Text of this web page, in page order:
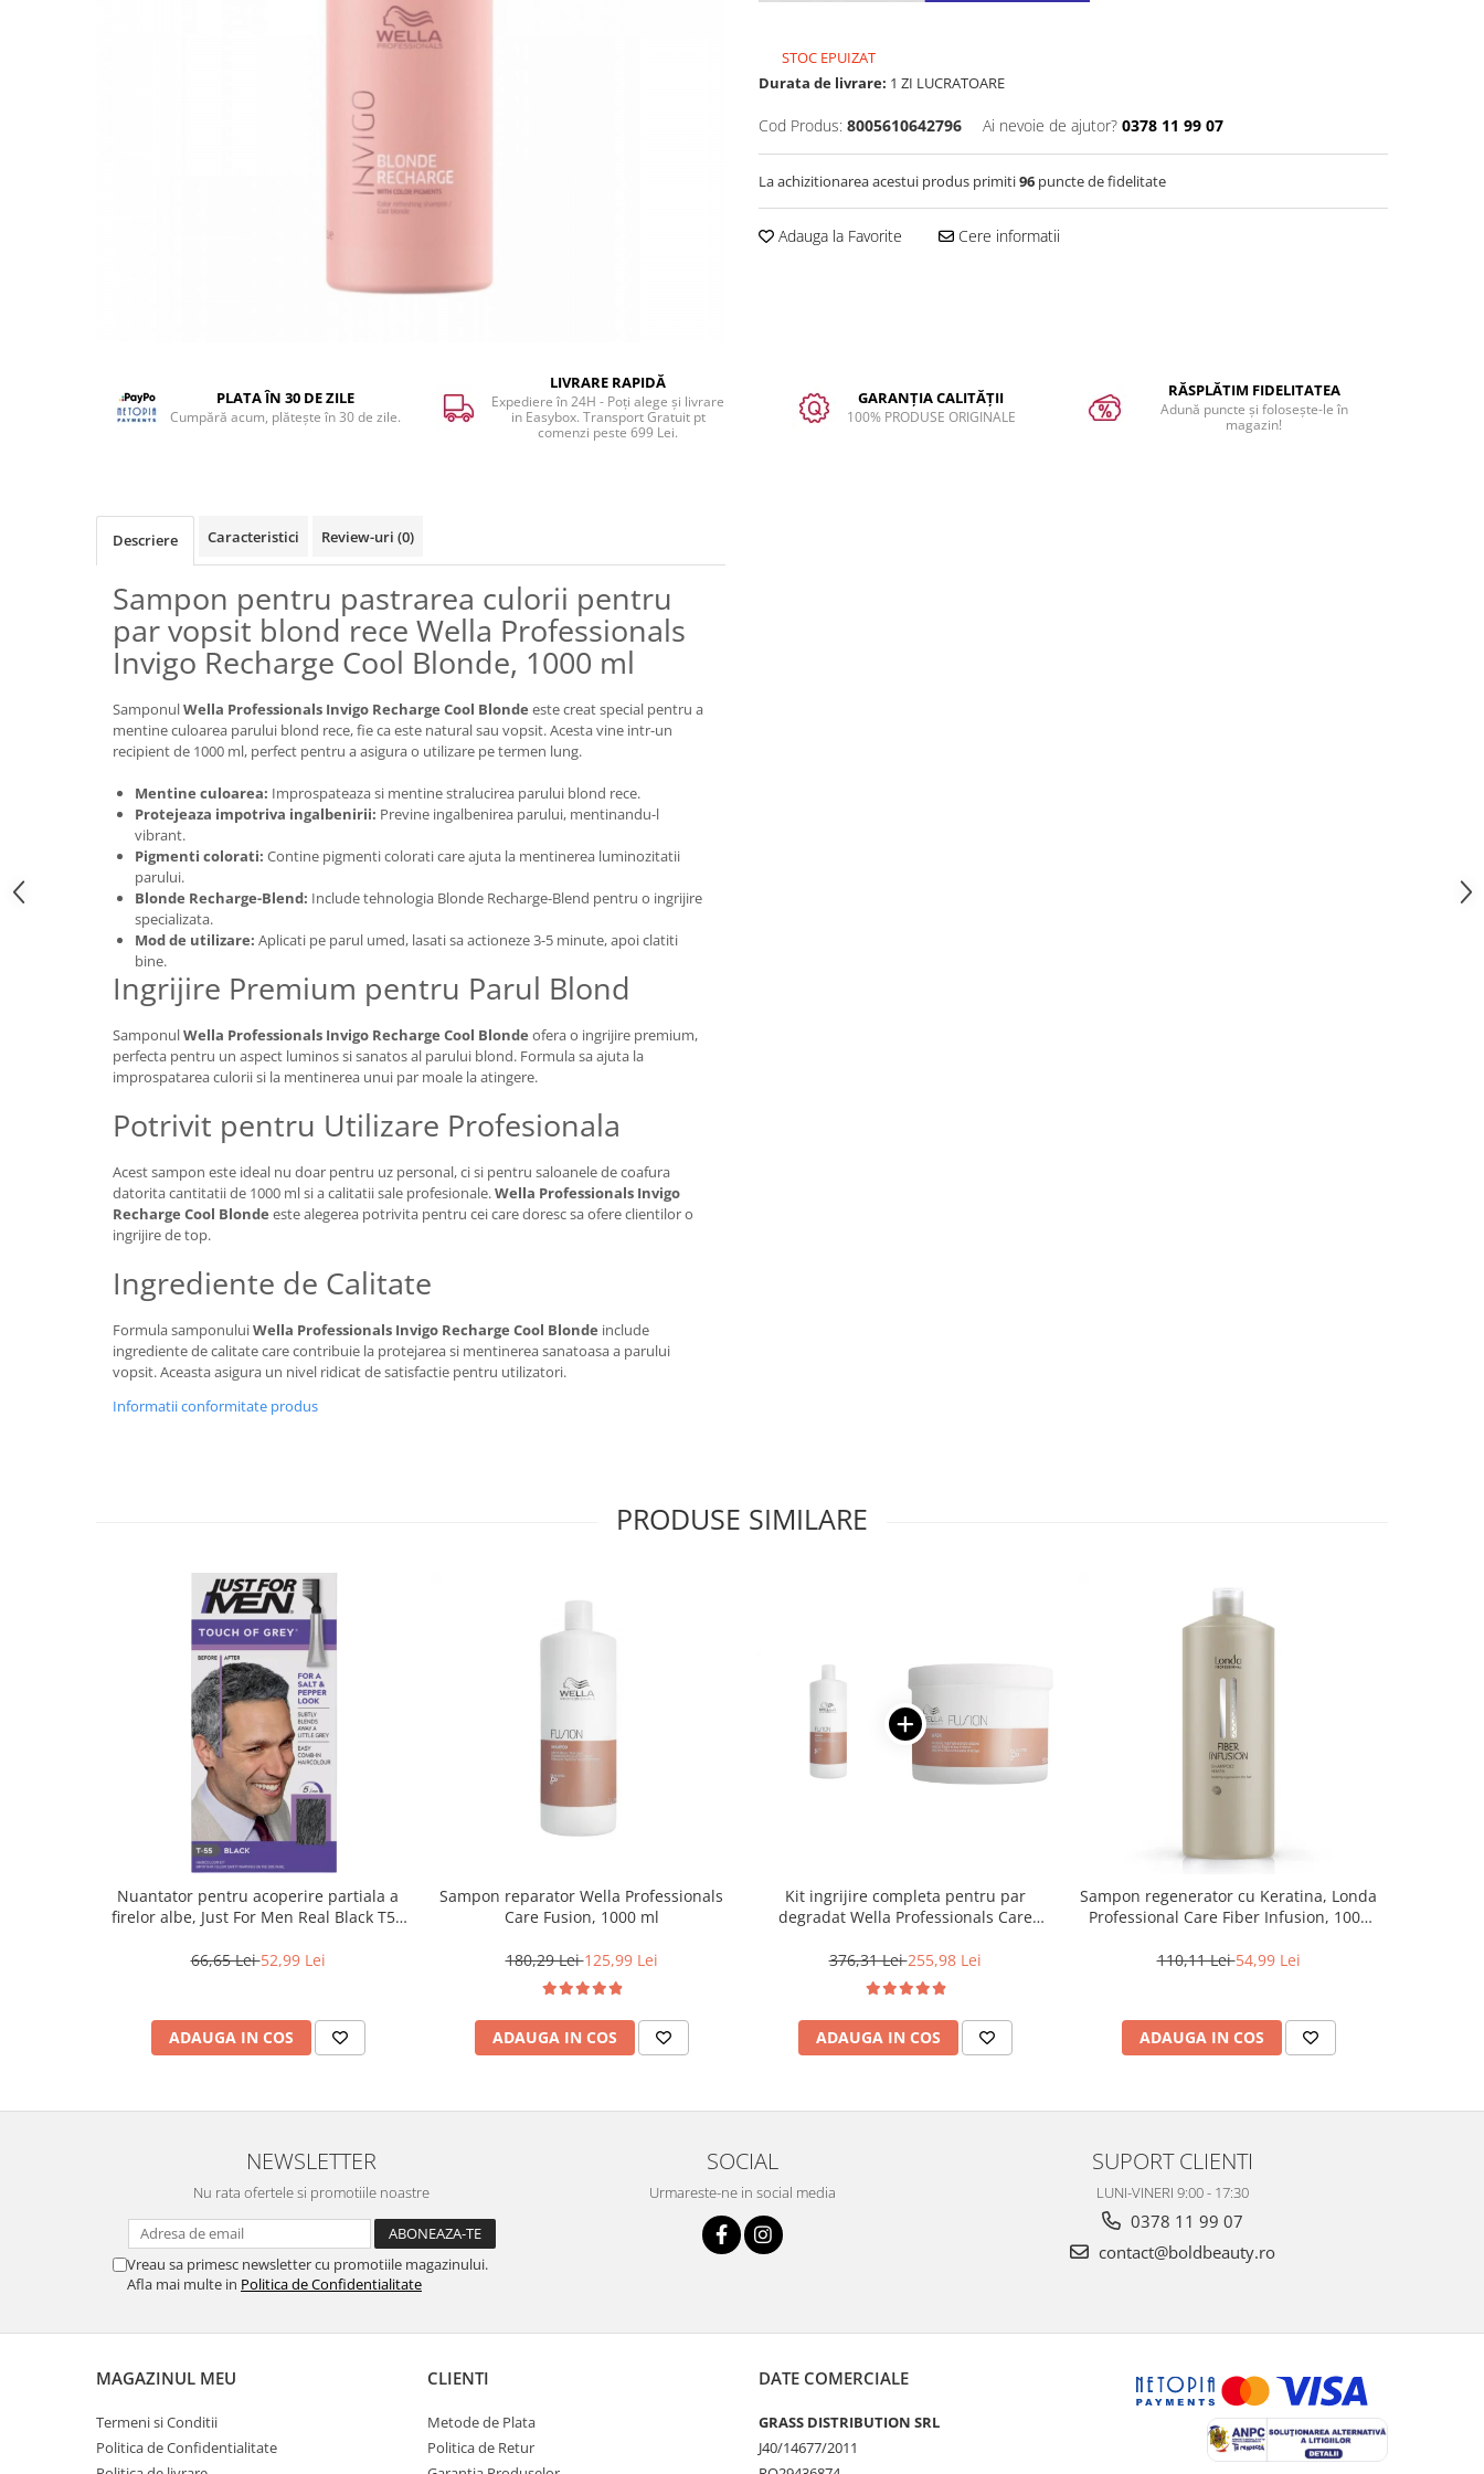
STOC EPUIZAT
Durata de livrare: 1 ZI LUCRATOARE
Cod Produs: 8005610642796 Ai nevoie de ajutor? 0378 11 99 07
La achizitionarea acestui produs primiti96 puncte de fidelitate
Adauga la Favorite Cere informatii
PLATA ÎN 30 DE ZILE
Cumpără acum, plătește în 30 de zile.
LIVRARE RAPIDĂ
Expediere în 24H - Poți alege și livrare
in Easybox. Transport Gratuit pt
comenzi peste 699 Lei.
GARANȚIA CALITĂȚII
100% PRODUSE ORIGINALE
RĂSPLĂTIM FIDELITATEA
Adună puncte și folosește-le în
magazin!
Descriere Caracteristici Review-uri (0)
Sampon pentru pastrarea culorii pentru
par vopsit blond rece Wella Professionals
Invigo Recharge Cool Blonde, 1000 ml
SamponulWella Professionals Invigo Recharge Cool Blonde este creat special pentru a
mentine culoarea parului blond rece, fie ca este natural sau vopsit. Acesta vine intr-un
recipient de 1000 ml, perfect pentru a asigura o utilizare pe termen lung.
Mentine culoarea: Improspateaza si mentine stralucirea parului blond rece.
Protejeaza impotriva ingalbenirii: Previne ingalbenirea parului, mentinandu-l
vibrant.
Pigmenti colorati: Contine pigmenti colorati care ajuta la mentinerea luminozitatii
parului.
Blonde Recharge-Blend: Include tehnologia Blonde Recharge-Blend pentru o ingrijire
specializata.
Mod de utilizare: Aplicati pe parul umed, lasati sa actioneze 3-5 minute, apoi clatiti
bine.
Ingrijire Premium pentru Parul Blond
SamponulWella Professionals Invigo Recharge Cool Blonde ofera o ingrijire premium,
perfecta pentru un aspect luminos si sanatos al parului blond. Formula sa ajuta la
improspatarea culorii si la mentinerea unui par moale la atingere.
Potrivit pentru Utilizare Profesionala
Acest sampon este ideal nu doar pentru uz personal, ci si pentru saloanele de coafura
datorita cantitatii de 1000 ml si a calitatii sale profesionale.Wella Professionals Invigo
Recharge Cool Blonde este alegerea potrivita pentru cei care doresc sa ofere clientilor o
ingrijire de top.
Ingrediente de Calitate
Formula samponuluiWella Professionals Invigo Recharge Cool Blonde include
ingrediente de calitate care contribuie la protejarea si mentinerea sanatoasa a parului
vopsit. Aceasta asigura un nivel ridicat de satisfactie pentru utilizatori.
Informatii conformitate produs
PRODUSE SIMILARE
Nuantator pentru acoperire partiala a
firelor albe, Just For Men Real Black T55
66,65 Lei52,99 Lei
ADAUGA IN COS
Sampon reparator Wella Professionals
Care Fusion, 1000 ml
180,29 Lei125,99 Lei
ADAUGA IN COS
Kit ingrijire completa pentru par
degradat Wella Professionals Care
376,31 Lei255,98 Lei
ADAUGA IN COS
Sampon regenerator cu Keratina, Londa
Professional Care Fiber Infusion, 1000
110,11 Lei54,99 Lei
ADAUGA IN COS
NEWSLETTER
Nu rata ofertele si promotiile noastre
Vreau sa primesc newsletter cu promotiile magazinului.
Afla mai multe in Politica de Confidentialitate
SOCIAL
Urmareste-ne in social media
SUPORT CLIENTI
LUNI-VINERI 9:00 - 17:30
0378 11 99 07
contact@boldbeauty.ro
MAGAZINUL MEU
Termeni si Conditii
Politica de Confidentialitate
CLIENTI
Metode de Plata
Politica de Retur
DATE COMERCIALE
GRASS DISTRIBUTION SRL
J40/14677/2011